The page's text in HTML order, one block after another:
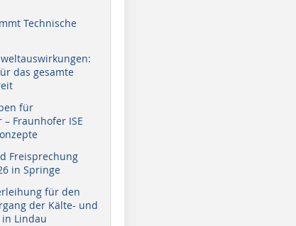
Technische
das gesamte
für
Fraunhofer ISE
Freisprechung
in Springe
für den
der Kälte- und
Lindau